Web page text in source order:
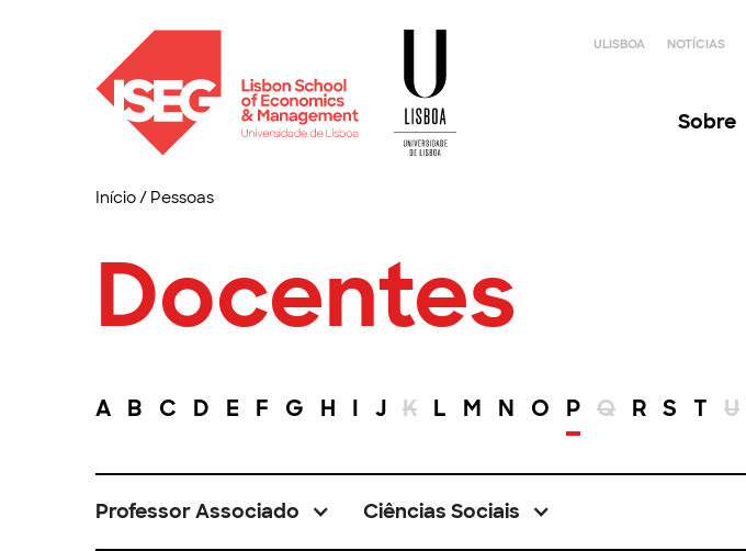
ULISBOA NOTÍCIAS
Sobre
Início/ Pessoas
Docentes
A B C D E F G H I J K L M N O P Q R S T U
Professor Associado Ciências Sociais